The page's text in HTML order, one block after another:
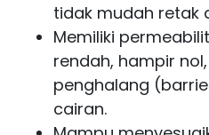
tidak mudah retak
Memiliki
rendah, hampir
penghalang
cairan.